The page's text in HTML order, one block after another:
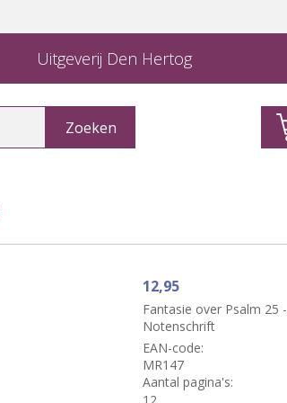
Uitgeverij Den Hertog
12,95
Fantasie over Psalm 25 -
Notenschrift
EAN-code:
MR147
Aantal pagina's: